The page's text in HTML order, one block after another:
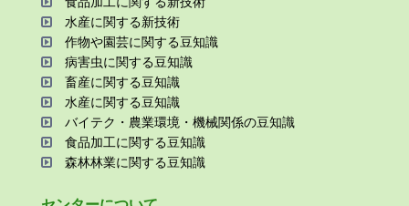
⽔産に関する新技術
作物や園芸に関する⾖知識
病害⾍に関する⾖知識
畜産に関する⾖知識
⽔産に関する⾖知識
バイテク・農業環境・機械関係の⾖知識
⾷品加⼯に関する⾖知識
森林林業に関する⾖知識